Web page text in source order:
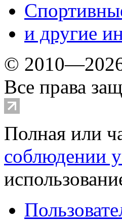
и другие
©
Все права
Полная или
соблюдении